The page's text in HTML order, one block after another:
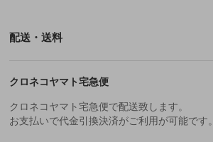
配送・送料
クロネコヤマト宅急便
クロネコヤマト宅急便で配送致します。
お支払いで代金引換決済がご利用が可能です。